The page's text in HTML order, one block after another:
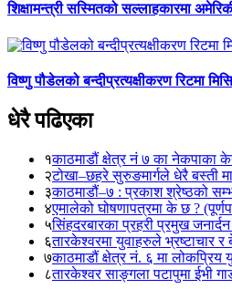
शिक्षामन्त्री सस्मितको सल्लाहकारमा
विष्णु पौडेलको बन्दीप्रत्यक्षीकरण रिटमा
धेरै पढिएका
१काठमाडौं क्षेत्र नं ७ का नेकपाका
२टोखा–छहरे सुरुङमार्गले धेरै बस्ती
३काठमाडौं–७ : प्रकाश श्रेष्ठको
४एमालेको घोषणापत्रमा के छ ?
५सिंहदरबारका प्रहरी प्रमुख
६तारकेश्वरमा युवाहरुले भ्रष्टाचार र
७काठमाडौं क्षेत्र नं. ६ मा लोकप्रिय
८तारकेश्वर साङ्गला पटापुमा ईभी